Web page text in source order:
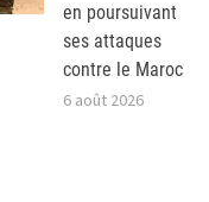
en poursuivant
ses attaques
contre le Maroc
6 août 2026